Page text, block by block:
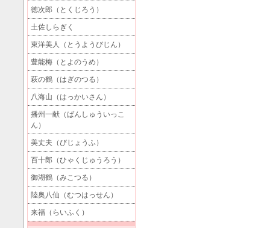
徳次郎（とくじろう）
土佐しらぎく
東洋美人（とうようびじん）
豊能梅（とよのうめ）
萩の鶴（はぎのつる）
八海山（はっかいさん）
播州一献（ばんしゅういっこ
ん）
美丈夫（びじょうふ）
百十郎（ひゃくじゅうろう）
御湖鶴（みこつる）
陸奥八仙（むつはっせん）
来福（らいふく）